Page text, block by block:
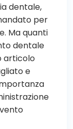
dentale,
per
Ma quanti
dentale
articolo
e